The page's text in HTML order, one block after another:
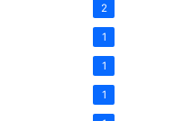
2
1
1
1